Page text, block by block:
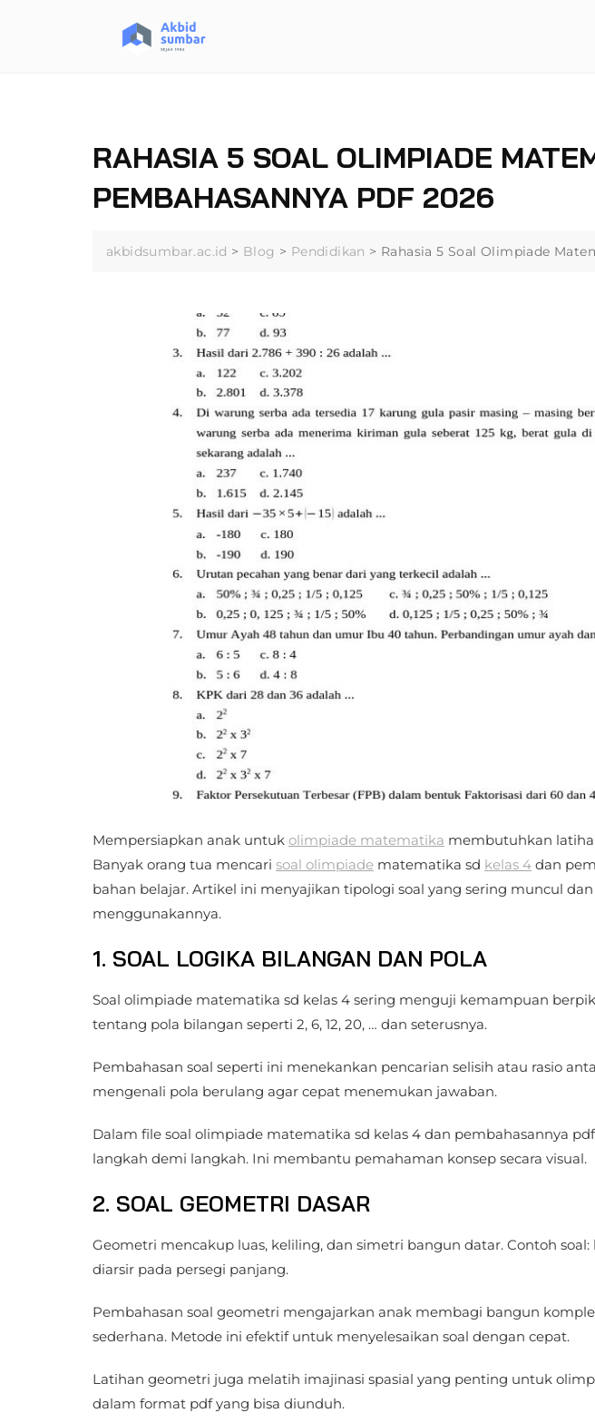
RAHASIA 5 SOAL OLIMPIADE
PEMBAHASANNYA PDF 2026
akbidsumbar.ac.id > Blog > Pendidikan > Rahasia 5 Soal Olimpiade
Mempersiapkan anak untuk olimpiade matematika membutuhkan
Banyak orang tua mencari soal olimpiade matematika sd kelas 4 dan
bahan belajar. Artikel ini menyajikan tipologi soal yang sering muncul
menggunakannya.
1. SOAL LOGIKA BILANGAN DAN POLA
Soal olimpiade matematika sd kelas 4 sering menguji kemampuan
tentang pola bilangan seperti 2, 6, 12, 20, … dan seterusnya.
Pembahasan soal seperti ini menekankan pencarian selisih atau rasio
mengenali pola berulang agar cepat menemukan jawaban.
Dalam file soal olimpiade matematika sd kelas 4 dan pembahasannya
langkah demi langkah. Ini membantu pemahaman konsep secara visual.
2. SOAL GEOMETRI DASAR
Geometri mencakup luas, keliling, dan simetri bangun datar. Contoh
diarsir pada persegi panjang.
Pembahasan soal geometri mengajarkan anak membagi bangun
sederhana. Metode ini efektif untuk menyelesaikan soal dengan cepat.
Latihan geometri juga melatih imajinasi spasial yang penting untuk
dalam format pdf yang bisa diunduh.